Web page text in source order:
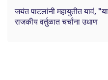
जयंत पाटलांनी महायुतीत यावं,
राजकीय वर्तुळात चर्चांना उधाण